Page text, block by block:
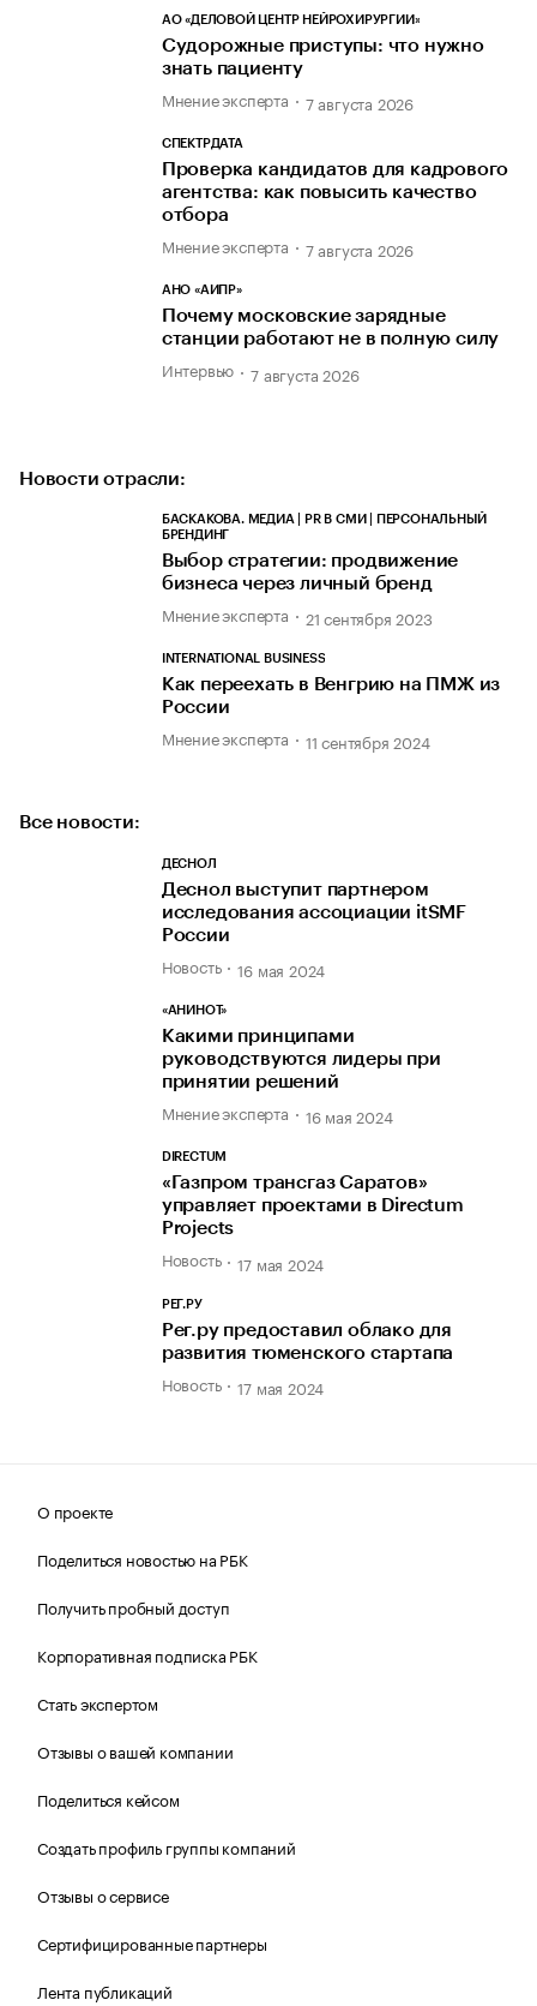
АО «ДЕЛОВОЙ ЦЕНТР НЕЙРОХИРУРГИИ»
Судорожные приступы: что нужно
знать пациенту
Мнение эксперта 7 августа 2026
СПЕКТРДАТА
Проверка кандидатов для кадрового
агентства: как повысить качество
отбора
Мнение эксперта 7 августа 2026
АНО «АИПР»
Почему московские зарядные
станции работают не в полную силу
Интервью 7 августа 2026
Новости отрасли:
БАСКАКОВА. МЕДИА | PR В СМИ | ПЕРСОНАЛЬНЫЙ
БРЕНДИНГ
Выбор стратегии: продвижение
бизнеса через личный бренд
Мнение эксперта 21 сентября 2023
INTERNATIONAL BUSINESS
Как переехать в Венгрию на ПМЖ из
России
Мнение эксперта 11 сентября 2024
Все новости:
ДЕСНОЛ
Деснол выступит партнером
исследования ассоциации itSMF
России
Новость 16 мая 2024
«АНИНОТ»
Какими принципами
руководствуются лидеры при
принятии решений
Мнение эксперта 16 мая 2024
DIRECTUM
«Газпром трансгаз Саратов»
управляет проектами в Directum
Projects
Новость 17 мая 2024
РЕГ.РУ
Рег.ру предоставил облако для
развития тюменского стартапа
Новость 17 мая 2024
О проекте
Поделиться новостью на РБК
Получить пробный доступ
Корпоративная подписка РБК
Стать экспертом
Отзывы о вашей компании
Поделиться кейсом
Создать профиль группы компаний
Отзывы о сервисе
Сертифицированные партнеры
Лента публикаций